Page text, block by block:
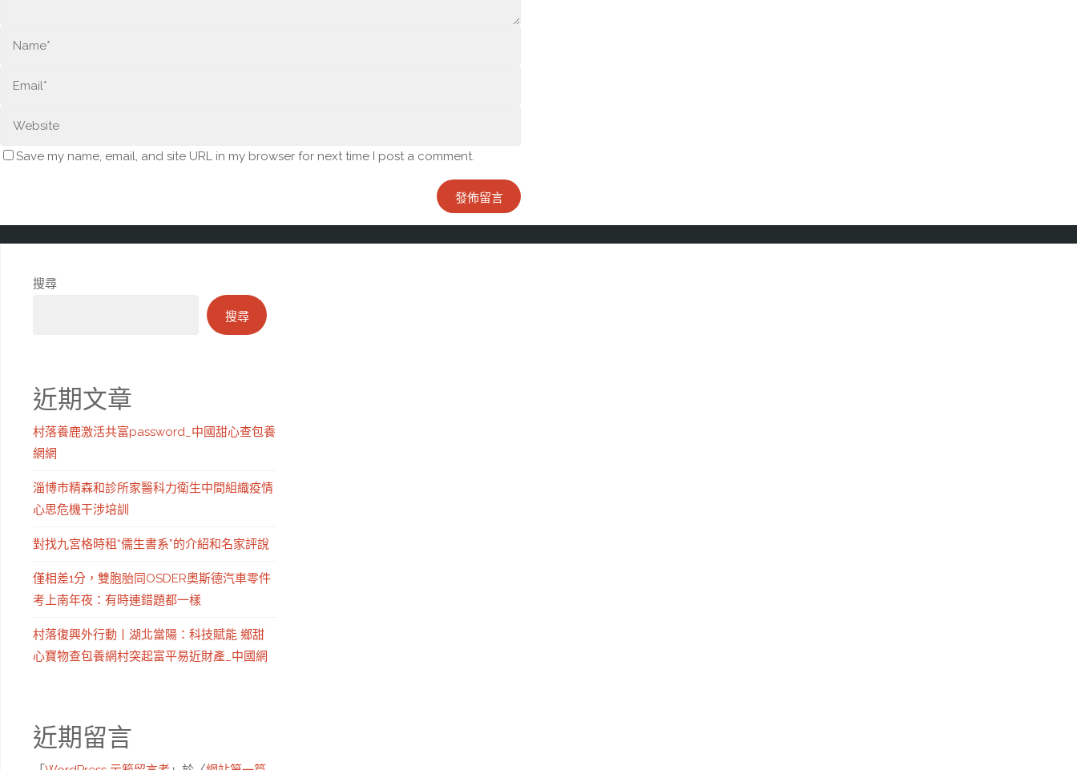
Save my name, email, and site URL in my browser for next time I post a comment.
搜尋
搜尋
近期文章
村落養鹿激活共富password_中國甜心查包養
網網
淄博市精森和診所家醫科力衛生中間組織疫情
心思危機干涉培訓
對找九宮格時租“儒生書系”的介紹和名家評說
僅相差1分，雙胞胎同OSDER奧斯德汽車零件
考上南年夜：有時連錯題都一樣
村落復興外行動丨湖北當陽：科技賦能 鄉甜
心寶物查包養網村突起富平易近財產_中國網
近期留言